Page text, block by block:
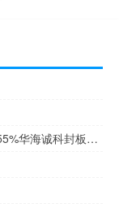
A股半导体及元件板块火箭拉升N康希涨超155%华海诚科封板涨停中富电路、华微电子均涨超7%雅克科技、神工股份等跟涨